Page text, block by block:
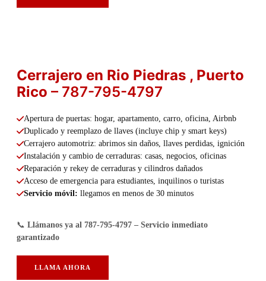
Cerrajero en Rio Piedras , Puerto
Rico – 787-795-4797
Apertura de puertas: hogar, apartamento, carro, oficina, Airbnb
Duplicado y reemplazo de llaves (incluye chip y smart keys)
Cerrajero automotriz: abrimos sin daños, llaves perdidas, ignición
Instalación y cambio de cerraduras: casas, negocios, oficinas
Reparación y rekey de cerraduras y cilindros dañados
Acceso de emergencia para estudiantes, inquilinos o turistas
Servicio móvil: llegamos en menos de 30 minutos
📞 Llámanos ya al 787-795-4797 – Servicio inmediato
garantizado
LLAMA AHORA